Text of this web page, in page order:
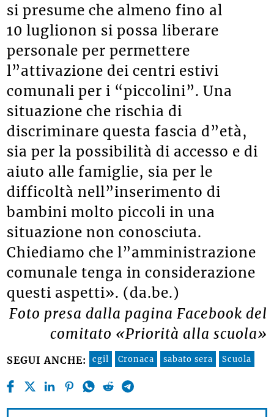
si presume che almeno fino al
10 luglionon si possa liberare
personale per permettere
l”attivazione dei centri estivi
comunali per i “piccolini”. Una
situazione che rischia di
discriminare questa fascia d”età,
sia per la possibilità di accesso e di
aiuto alle famiglie, sia per le
difficoltà nell”inserimento di
bambini molto piccoli in una
situazione non conosciuta.
Chiediamo che l”amministrazione
comunale tenga in considerazione
questi aspetti». (da.be.)
Foto presa dalla pagina Facebook del
comitato «Priorità alla scuola»
SEGUI ANCHE: cgil Cronaca sabato sera Scuola